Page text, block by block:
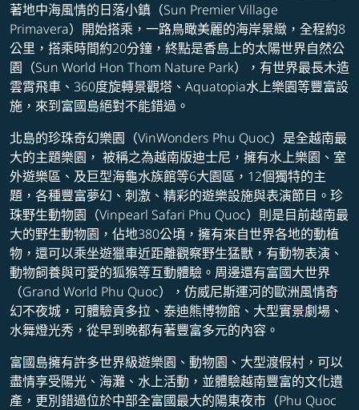
著地中海風情的日落小鎮（Sun Premier Village
Primavera）開始搭乘，一路鳥瞰美麗的海岸景緻，全程約8
公里，搭乘時間約20分鐘，終點是香島上的太陽世界自然公
園（Sun World Hon Thom Nature Park），有世界最長木造
雲霄飛車、360度旋轉景觀塔、Aquatopia水上樂園等豐富設
施，來到富國島絕對不能錯過。
北島的珍珠奇幻樂園（VinWonders Phu Quoc）是全越南最
大的主題樂園， 被稱之為越南版迪士尼，擁有水上樂園、室
外遊樂區、及巨型海龜水族館等6大園區，12個獨特的主
題，各種豐富夢幻、刺激、精彩的遊樂設施與表演節目。珍
珠野生動物園（Vinpearl Safari Phu Quoc）則是目前越南最
大的野生動物園，佔地380公頃，擁有來自世界各地的動植
物，還可以乘坐遊獵車近距離觀察野生猛獸，有動物表演、
動物飼養與可愛的狐猴等互動體驗。周邊還有富國大世界
（Grand World Phu Quoc），仿威尼斯運河的歐洲風情奇
幻不夜城，可體驗貢多拉、泰迪熊博物館、大型實景劇場、
水舞燈光秀，從早到晚都有著豐富多元的內容。
富國島擁有許多世界級遊樂園、動物園、大型渡假村，可以
盡情享受陽光、海灘、水上活動，並體驗越南豐富的文化遺
產，更別錯過位於中部全富國最大的陽東夜市（Phu Quoc